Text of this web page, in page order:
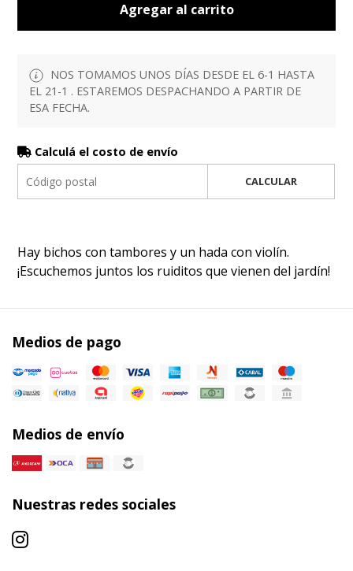
Agregar al carrito
NOS TOMAMOS UNOS DÍAS DESDE EL 6-1 HASTA
EL 21-1 . ESTAREMOS DESPACHANDO A PARTIR DE
ESA FECHA.
Calculá el costo de envío
CALCULAR
Hay bichos con tambores y un hada con violín.
¡Escuchemos juntos los ruiditos que vienen del jardín!
Medios de pago
Medios de envío
Nuestras redes sociales